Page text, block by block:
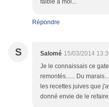
Répondre
S Salomé 15/03/2014
Je le connaissais ce
remontés...... Du
les recettes juives que
donné envie de le